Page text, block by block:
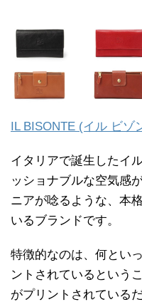
IL BISONTE (イル ビゾ
イタリアで誕生したイ
ッショナブルな空気感
ニアが唸るような、本
いるブランドです。
特徴的なのは、何とい
ントされているという
がプリントされている